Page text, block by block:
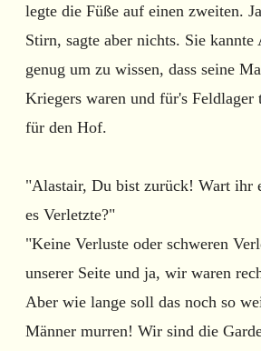
legte die Füße auf einen zweiten.
Stirn, sagte aber nichts. Sie kannte
genug um zu wissen, dass seine
Kriegers waren und für's Feldlager
für den Hof.
"Alastair, Du bist zurück! Wart ihr
es Verletzte?"
"Keine Verluste oder schweren
unserer Seite und ja, wir waren
Aber wie lange soll das noch so
Männer murren! Wir sind die